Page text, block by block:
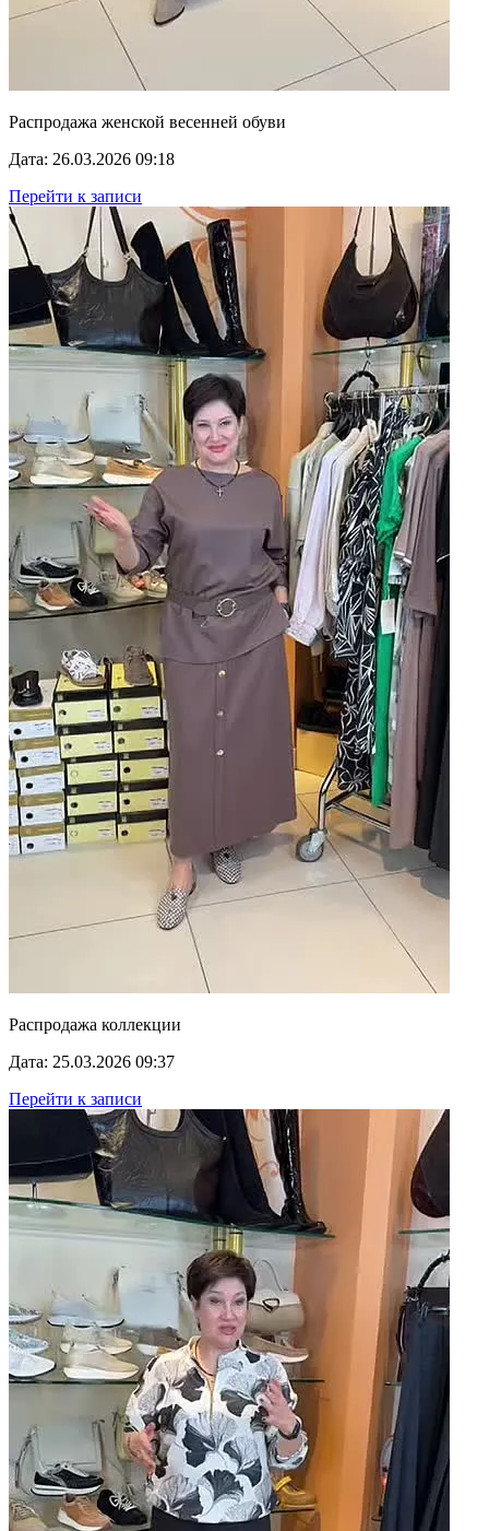
Распродажа женской весенней обуви
Дата: 26.03.2026 09:18
Перейти к записи
Распродажа коллекции
Дата: 25.03.2026 09:37
Перейти к записи